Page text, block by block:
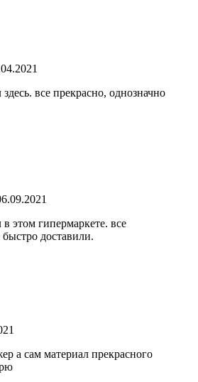
здесь. все прекрасно, однозначно
в этом гипермаркете. все
быстро доставили.
а сам материал прекрасного